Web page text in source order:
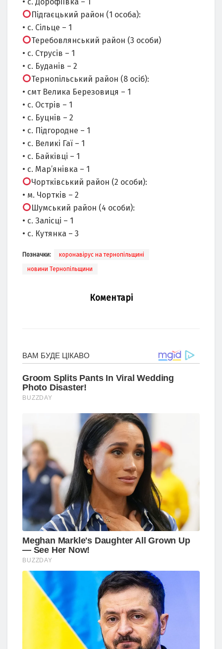
Підгаєцький район (1 особа):
• с. Сільце – 1
Теребовлянський район (3 особи)
• с. Струсів – 1
• с. Буданів – 2
Тернопільський район (8 осіб):
• смт Велика Березовиця – 1
• с. Острів – 1
• с. Буцнів – 2
• с. Підгородне – 1
• с. Великі Гаї – 1
• с. Байківці – 1
• с. Мар’янівка – 1
Чортківський район (2 особи):
• м. Чортків – 2
Шумський район (4 особи):
• с. Залісці – 1
• с. Кутянка – 3
Позначки: коронавірус на тернопільщині
новини Тернопільщини
Коментарі